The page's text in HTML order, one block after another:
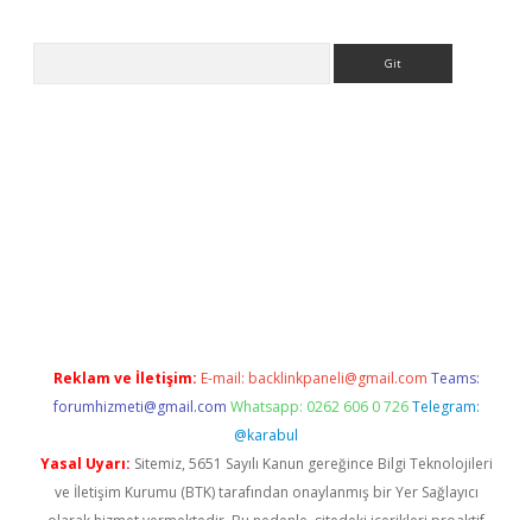
Reklam ve İletişim: E-mail: backlinkpaneli@gmail.com Teams:
forumhizmeti@gmail.com Whatsapp: 0262 606 0 726 Telegram:
@karabul
Yasal Uyarı: Sitemiz, 5651 Sayılı Kanun gereğince Bilgi Teknolojileri
ve İletişim Kurumu (BTK) tarafından onaylanmış bir Yer Sağlayıcı